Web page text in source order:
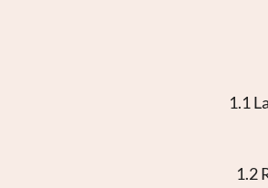
1.1
1.2